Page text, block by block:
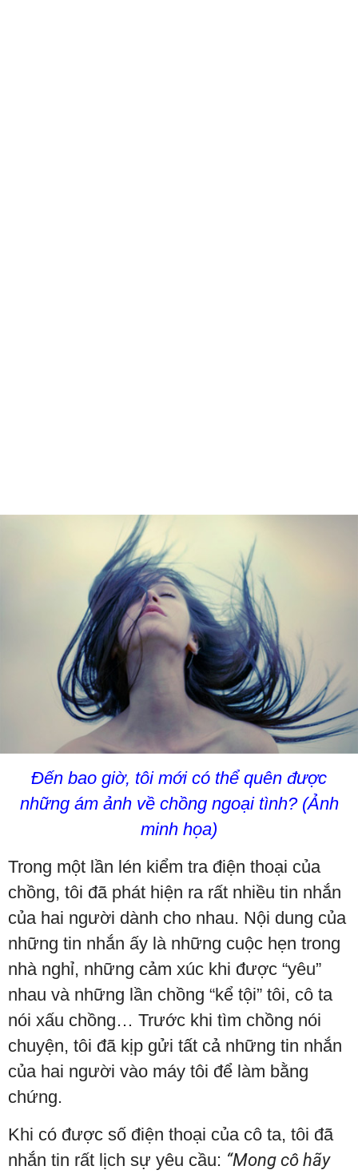
Đến bao giờ, tôi mới có thể quên được
những ám ảnh về chồng ngoại tình? (Ảnh
minh họa)
Trong một lần lén kiểm tra điện thoại của
chồng, tôi đã phát hiện ra rất nhiều tin nhắn
của hai người dành cho nhau. Nội dung của
những tin nhắn ấy là những cuộc hẹn trong
nhà nghỉ, những cảm xúc khi được “yêu”
nhau và những lần chồng “kể tội” tôi, cô ta
nói xấu chồng… Trước khi tìm chồng nói
chuyện, tôi đã kịp gửi tất cả những tin nhắn
của hai người vào máy tôi để làm bằng
chứng.
Khi có được số điện thoại của cô ta, tôi đã
nhắn tin rất lịch sự yêu cầu: “Mong cô hãy